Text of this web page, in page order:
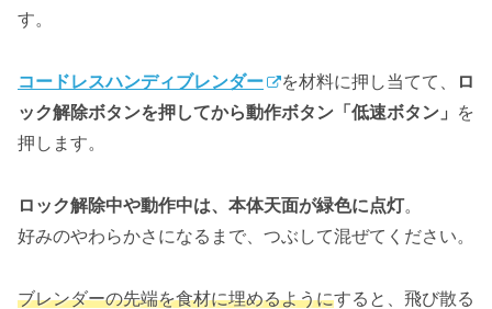
す。
コードレスハンディブレンダー を材料に押し当てて、
ロ
ック解除ボタンを押してから動作ボタン「低速ボタン」
を
押します。
ロック解除中や動作中は、本体天面が緑色に点灯。
好みのやわらかさになるまで、つぶして混ぜてください。
ブレンダーの先端を食材に埋めるようにすると、飛び散る